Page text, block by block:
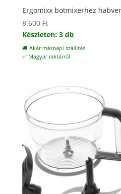
Ergomixx botmixerhez
8.600 Ft
Készleten: 3 db
🚚 Akár másnapi szállítás
✅ Magyar raktárról